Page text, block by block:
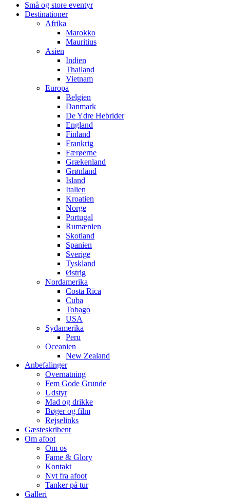
Små og store eventyr
Destinationer
Afrika
Marokko
Mauritius
Asien
Indien
Thailand
Vietnam
Europa
Belgien
Danmark
De Ydre Hebrider
England
Finland
Frankrig
Færøerne
Grækenland
Grønland
Island
Italien
Kroatien
Norge
Portugal
Rumænien
Skotland
Spanien
Sverige
Tyskland
Østrig
Nordamerika
Costa Rica
Cuba
Tobago
USA
Sydamerika
Peru
Oceanien
New Zealand
Anbefalinger
Overnatning
Fem Gode Grunde
Udstyr
Mad og drikke
Bøger og film
Rejselinks
Gæsteskribent
Om afoot
Om os
Fame & Glory
Kontakt
Nyt fra afoot
Tanker på tur
Galleri